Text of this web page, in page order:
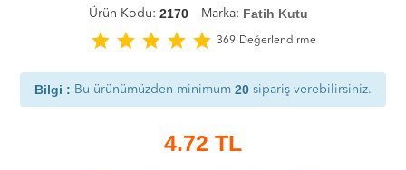
Ürün Kodu: 2170 Marka: Fatih Kutu
star star star star star 369 Değerlendirme
Bilgi : Bu ürünümüzden minimum 20 sipariş verebilirsiniz.
4.72 TL